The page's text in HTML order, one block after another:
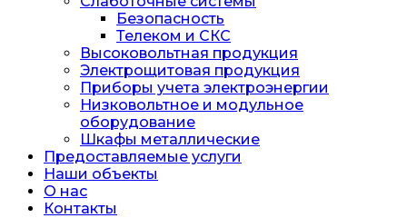
Безопасность
Телеком и СКС
Высоковольтная продукция
Электрощитовая продукция
Приборы учета электроэнергии
Низковольтное и модульное
оборудование
Шкафы металлические
Предоставляемые услуги
Наши объекты
О нас
Контакты